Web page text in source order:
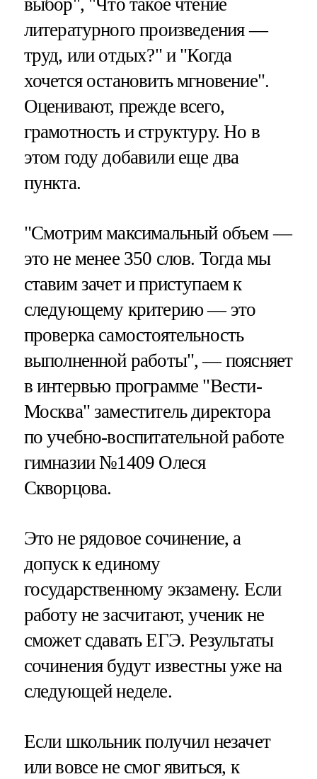
литературного произведения —
труд, или отдых?" и "Когда
хочется остановить мгновение".
Оценивают, прежде всего,
грамотность и структуру. Но в
этом году добавили еще два
пункта.
"Смотрим максимальный объем —
это не менее 350 слов. Тогда мы
ставим зачет и приступаем к
следующему критерию — это
проверка самостоятельность
выполненной работы", — поясняет
в интервью программе "Вести-
Москва" заместитель директора
по учебно-воспитательной работе
гимназии №1409 Олеся
Скворцова.
Это не рядовое сочинение, а
допуск к единому
государственному экзамену. Если
работу не засчитают, ученик не
сможет сдавать ЕГЭ. Результаты
сочинения будут известны уже на
следующей неделе.
Если школьник получил незачет
или вовсе не смог явиться, к